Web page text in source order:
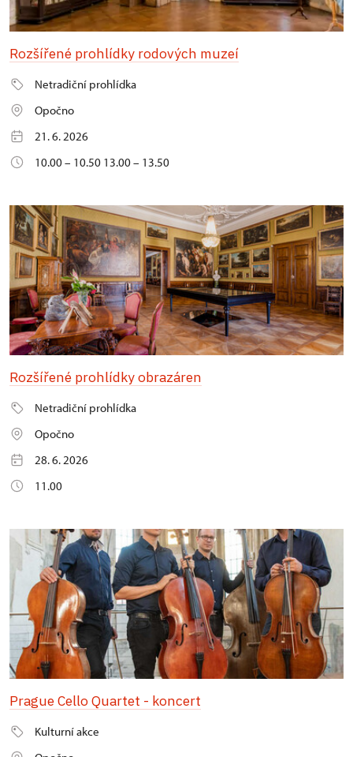
Rozšířené prohlídky rodových muzeí
Netradiční prohlídka
Opočno
21. 6. 2026
10.00 – 10.50 13.00 – 13.50
Rozšířené prohlídky obrazáren
Netradiční prohlídka
Opočno
28. 6. 2026
11.00
Prague Cello Quartet - koncert
Kulturní akce